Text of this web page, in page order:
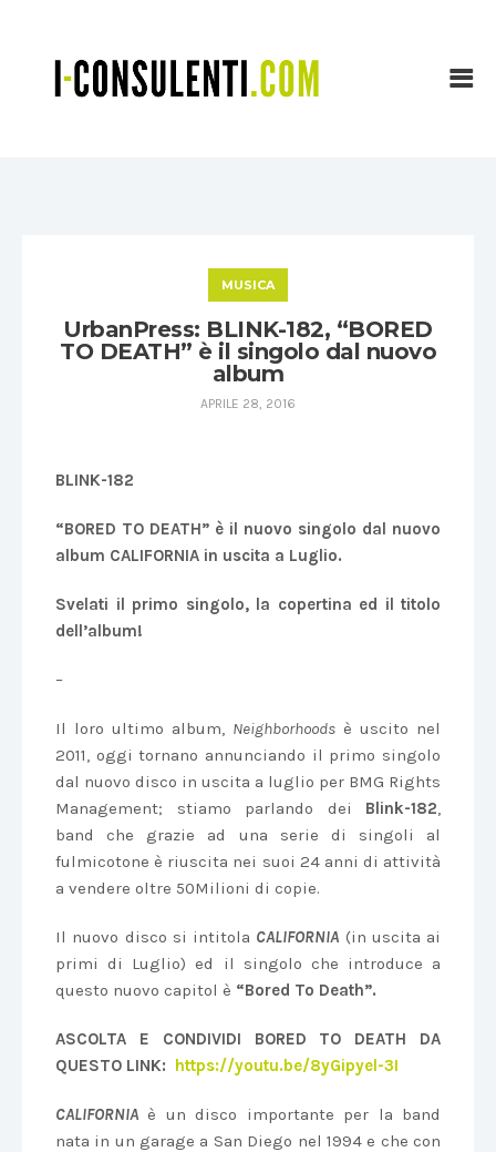
MUSICA
UrbanPress: BLINK-182, “BORED
TO DEATH” è il singolo dal nuovo
album
APRILE 28, 2016
BLINK-182
“BORED TO DEATH” è il nuovo singolo dal nuovo
album CALIFORNIA in uscita a Luglio.
Svelati il primo singolo, la copertina ed il titolo
dell’album!
–
Il loro ultimo album, Neighborhoods è uscito nel
2011, oggi tornano annunciando il primo singolo
dal nuovo disco in uscita a luglio per BMG Rights
Management; stiamo parlando dei Blink-182,
band che grazie ad una serie di singoli al
fulmicotone è riuscita nei suoi 24 anni di attività
a vendere oltre 50Milioni di copie.
Il nuovo disco si intitola CALIFORNIA (in uscita ai
primi di Luglio) ed il singolo che introduce a
questo nuovo capitol è “Bored To Death”.
ASCOLTA E CONDIVIDI BORED TO DEATH DA
QUESTO LINK: https://youtu.be/8yGipyel-3I
CALIFORNIA è un disco importante per la band
nata in un garage a San Diego nel 1994 e che con